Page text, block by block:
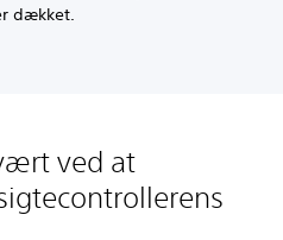
dækket.
ved at